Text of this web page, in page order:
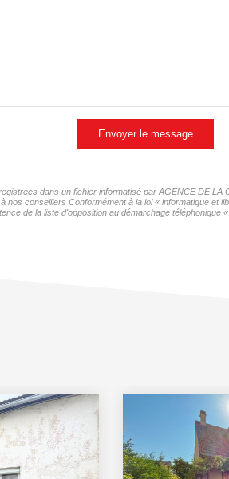
Envoyer le message
dans un fichier informatisé par AGENCE DE
nos conseillers Conformément à la loi « informatique
de la liste d'opposition au démarchage téléphonique